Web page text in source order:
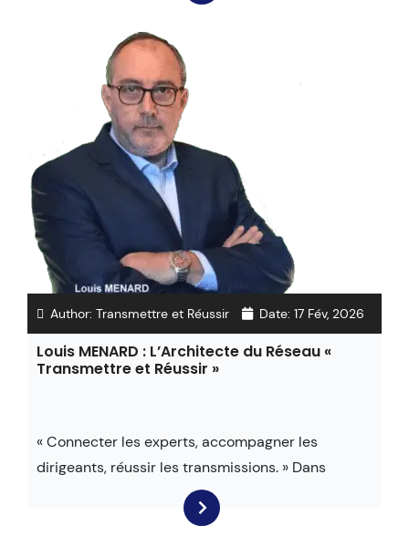
Author: Transmettre et Réussir Date: 17 Fév, 2026
Louis MENARD : L’Architecte du Réseau «
Transmettre et Réussir »
« Connecter les experts, accompagner les
dirigeants, réussir les transmissions. » Dans